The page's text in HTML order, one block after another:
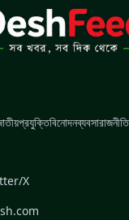
প্রযুক্তিবিনোদনব্যবসারাজনীতি
X